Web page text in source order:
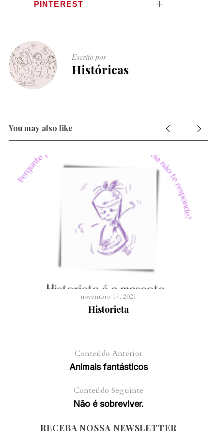
PINTEREST
Escrito por
Históricas
You may also like
novembro 14, 2021
Historieta
Conteúdo Anterior
Animais fantásticos
Conteúdo Seguinte
Não é sobreviver.
RECEBA NOSSA NEWSLETTER